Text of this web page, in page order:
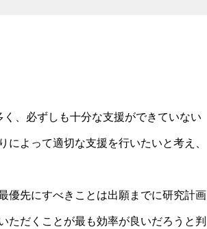
、必ずしも十分な支援ができていない
よって適切な支援を行いたいと考え、
優先にすべきことは出願までに研究計画
ただくことが最も効率が良いだろうと判